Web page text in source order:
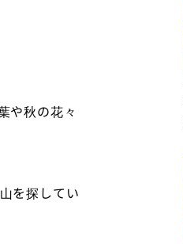
や秋の花々
を探してい